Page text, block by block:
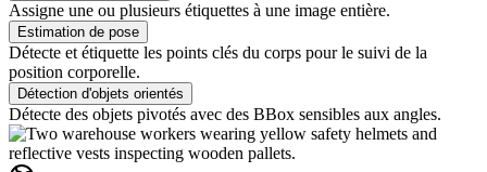
Assigne une ou plusieurs étiquettes à une image entière.
Estimation de pose
Détecte et étiquette les points clés du corps pour le suivi de la
position corporelle.
Détection d'objets orientés
Détecte des objets pivotés avec des BBox sensibles aux angles.